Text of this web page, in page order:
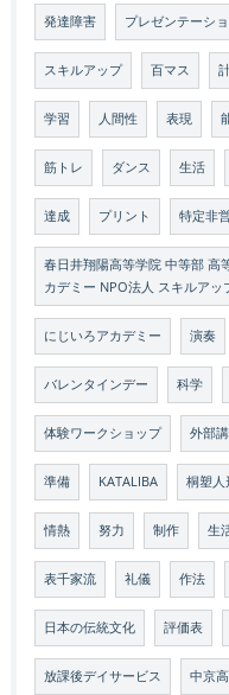
発達障害 プレゼンテーシ
スキルアップ 百マス
学習 人間性 表現
筋トレ ダンス 生活
達成 プリント 特定非
春日井翔陽高等学院 中等部 高
カデミー NPO法人 スキルアッ
にじいろアカデミー 演奏
バレンタインデー 科学
体験ワークショップ 外部
準備 KATALIBA 桐塑人
情熱 努力 制作 生
表千家流 礼儀 作法
日本の伝統文化 評価表
放課後デイサービス 中京